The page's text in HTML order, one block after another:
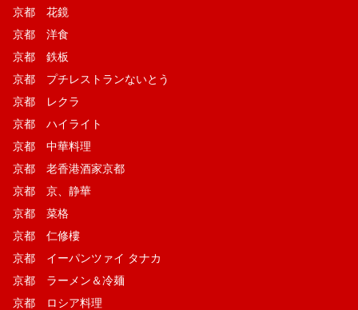
京都 花鏡
京都 洋食
京都 鉄板
京都 プチレストランないとう
京都 レクラ
京都 ハイライト
京都 中華料理
京都 老香港酒家京都
京都 京、静華
京都 菜格
京都 仁修樓
京都 イーパンツァイ タナカ
京都 ラーメン＆冷麺
京都 ロシア料理